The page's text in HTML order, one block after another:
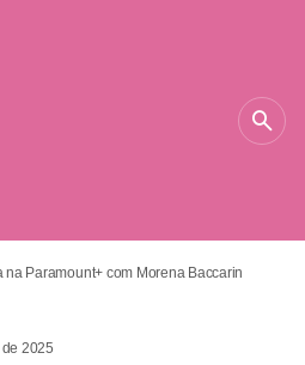
na Paramount+ com Morena Baccarin
2025